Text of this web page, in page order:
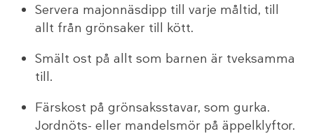
Servera majonnäsdipp till varje måltid, till
allt från grönsaker till kött.
Smält ost på allt som barnen är tveksamma
till.
Färskost på grönsaksstavar, som gurka.
Jordnöts- eller mandelsmör på äppelklyftor.